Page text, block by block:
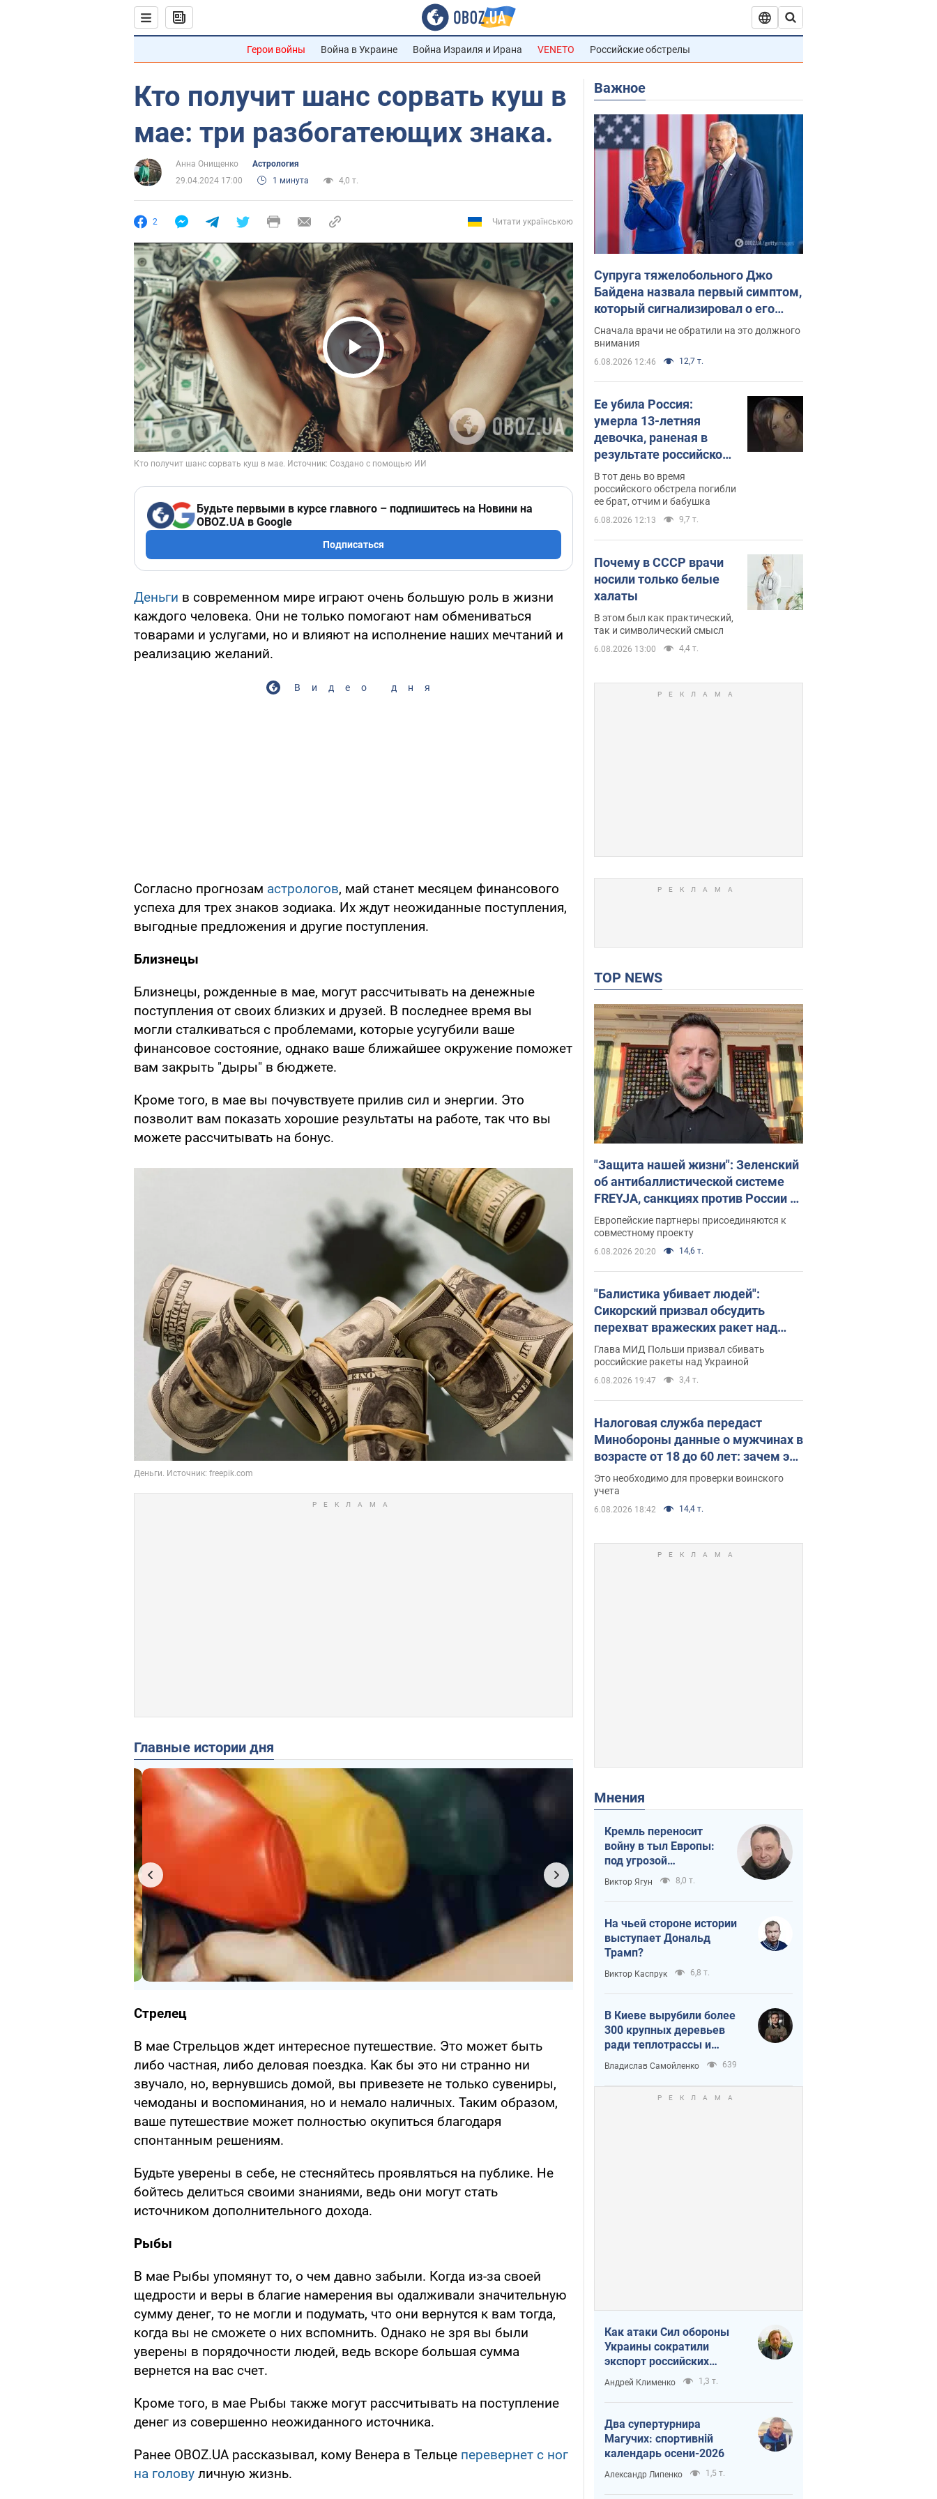
Герои войны Война в Украине Война Израиля и Ирана VENETO Российские обстрелы
Кто получит шанс сорвать куш в
мае: три разбогатеющих знака.
Анна Онищенко
Астрология
29.04.2024 17:00
1 минута 4,0 т.
2 Читати українською
Play Video
Будьте первыми в курсе главного – подпишитесь на Новини на
OBOZ.UA в Google
Подписаться
Деньги в современном мире играют очень большую роль в жизни
каждого человека. Они не только помогают нам обмениваться
товарами и услугами, но и влияют на исполнение наших мечтаний и
реализацию желаний.
Видео дня
Согласно прогнозам астрологов, май станет месяцем финансового
успеха для трех знаков зодиака. Их ждут неожиданные поступления,
выгодные предложения и другие поступления.
Близнецы
Близнецы, рожденные в мае, могут рассчитывать на денежные
поступления от своих близких и друзей. В последнее время вы
могли сталкиваться с проблемами, которые усугубили ваше
финансовое состояние, однако ваше ближайшее окружение поможет
вам закрыть "дыры" в бюджете.
Кроме того, в мае вы почувствуете прилив сил и энергии. Это
позволит вам показать хорошие результаты на работе, так что вы
можете рассчитывать на бонус.
Главные истории дня
Стрелец
В мае Стрельцов ждет интересное путешествие. Это может быть
либо частная, либо деловая поездка. Как бы это ни странно ни
звучало, но, вернувшись домой, вы привезете не только сувениры,
чемоданы и воспоминания, но и немало наличных. Таким образом,
ваше путешествие может полностью окупиться благодаря
спонтанным решениям.
Будьте уверены в себе, не стесняйтесь проявляться на публике. Не
бойтесь делиться своими знаниями, ведь они могут стать
источником дополнительного дохода.
Рыбы
В мае Рыбы упомянут то, о чем давно забыли. Когда из-за своей
щедрости и веры в благие намерения вы одалживали значительную
сумму денег, то не могли и подумать, что они вернутся к вам тогда,
когда вы не сможете о них вспомнить. Однако не зря вы были
уверены в порядочности людей, ведь вскоре большая сумма
вернется на вас счет.
Кроме того, в мае Рыбы также могут рассчитывать на поступление
денег из совершенно неожиданного источника.
Ранее OBOZ.UA рассказывал, кому Венера в Тельце перевернет с ног
на голову личную жизнь.
Важное
Супруга тяжелобольного Джо
Байдена назвала первый симптом,
который сигнализировал о его
"агрессивном" раке
Сначала врачи не обратили на это должного
внимания
6.08.2026 12:46 12,7 т.
Ее убила Россия:
умерла 13-летняя
девочка, раненая в
результате российской
атаки на Сумскую
область. Фото
В тот день во время
российского обстрела погибли
ее брат, отчим и бабушка
6.08.2026 12:13 9,7 т.
Почему в СССР врачи
носили только белые
халаты
В этом был как практический,
так и символический смысл
6.08.2026 13:00 4,4 т.
TOP NEWS
"Защита нашей жизни": Зеленский
об антибаллистической системе
FREYJA, санкциях против России и
поддержке аграриев. Видео
Европейские партнеры присоединяются к
совместному проекту
6.08.2026 20:20 14,6 т.
"Балистика убивает людей":
Сикорский призвал обсудить
перехват вражеских ракет над
Украиной
Глава МИД Польши призвал сбивать
российские ракеты над Украиной
6.08.2026 19:47 3,4 т.
Налоговая служба передаст
Минобороны данные о мужчинах в
возрасте от 18 до 60 лет: зачем это
нужно
Это необходимо для проверки воинского
учета
6.08.2026 18:42 14,4 т.
Мнения
Кремль переносит
войну в тыл Европы:
под угрозой
критическая
логистика
Виктор Ягун 8,0 т.
На чьей стороне истории
выступает Дональд
Трамп?
Виктор Каспрук 6,8 т.
В Киеве вырубили более
300 крупных деревьев
ради теплотрассы и
вопреки Генплану
Владислав Самойленко 639
Как атаки Сил обороны
Украины сократили
экспорт российских
нефтепродуктов
Андрей Клименко 1,3 т.
Два супертурнира
Магучих: спортивній
календарь осени-2026
Александр Липенко 1,5 т.